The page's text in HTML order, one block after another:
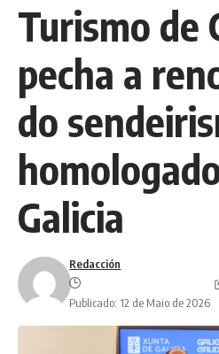
Turismo de
pecha a
do
Galicia
Redacción
Publicado: 12 de Maio de 2026